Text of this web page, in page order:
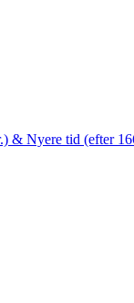
& Nyere tid (efter